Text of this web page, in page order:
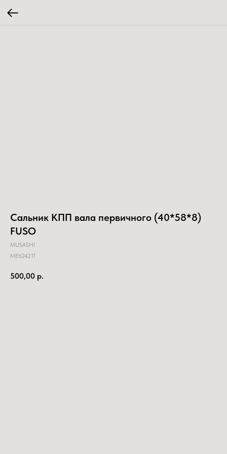
Сальник КПП вала первичного (40*58*8)
FUSO
MUSASHI
ME624211
500,00 р.